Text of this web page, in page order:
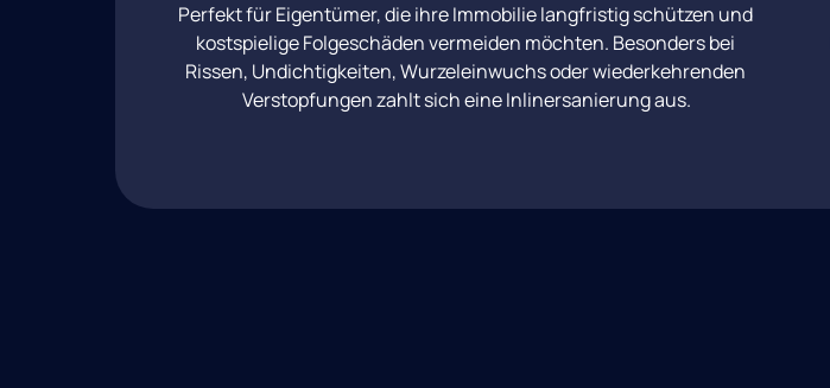
Perfekt für Eigentümer, die ihre Immobilie langfristig schützen
und
kostspielige Folgeschäden vermeiden möchten. Besonders
Rissen, Undichtigkeiten, Wurzeleinwuchs oder
Verstopfungen zahlt sich eine Inlinersanierung aus.